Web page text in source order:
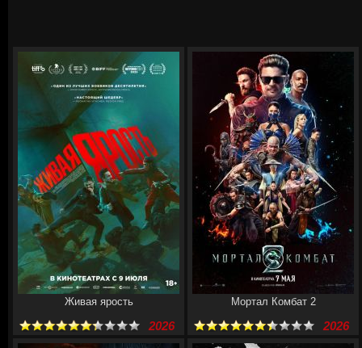
Живая ярость
2026
Мортал Комбат 2
2026